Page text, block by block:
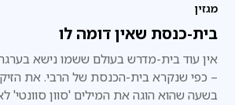
מגזין
בית-כנסת שאין דומה לו
– כפי שנקרא בית-הכנסת של הרבי. את
בשעה שהוא הוגה את המילים 'סוון סוונטי'